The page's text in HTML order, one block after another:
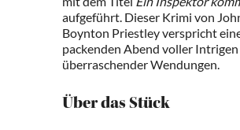
aufgeführt. Dieser Krimi von
Boynton Priestley verspricht
packenden Abend voller
überraschender Wendungen.
Über das Stück